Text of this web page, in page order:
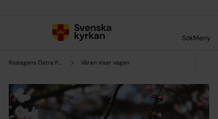
SökMeny
Roslagens Östra Pastorat Våren visar vägen